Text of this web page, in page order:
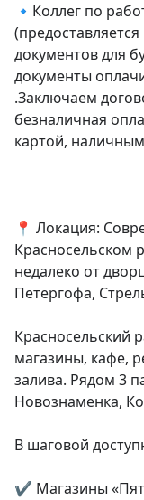
🔹Коллег по
документов для
документы
.Заключаем
безналичная
картой,
📍 Локация:
Красносельском
недалеко от
Петергофа,
Красносельский
магазины, кафе,
залива. Рядом 3
Новознаменка,
В шаговой
✔ Магазины